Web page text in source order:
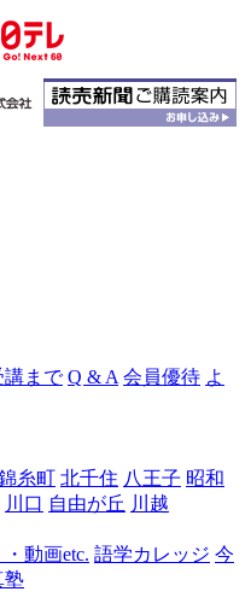
講まで Q & A 会員優待 よ
糸町 北千住 八王子 昭和
川口 自由が丘 川越
動画etc. 語学カレッジ 今
塾